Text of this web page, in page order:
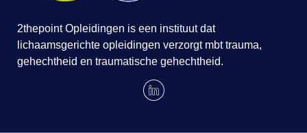
2thepoint Opleidingen is een instituut dat
lichaamsgerichte opleidingen verzorgt mbt trauma,
gehechtheid en traumatische gehechtheid.